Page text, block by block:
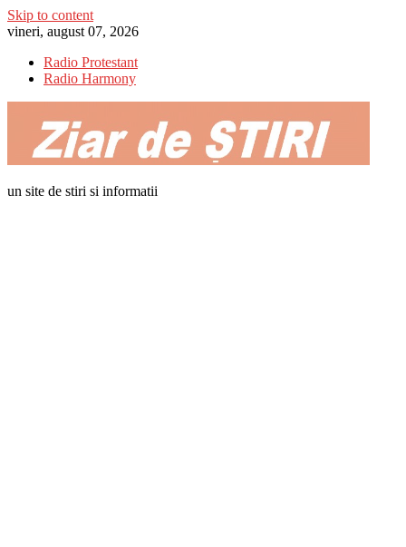
Skip to content
vineri, august 07, 2026
Radio Protestant
Radio Harmony
un site de stiri si informatii